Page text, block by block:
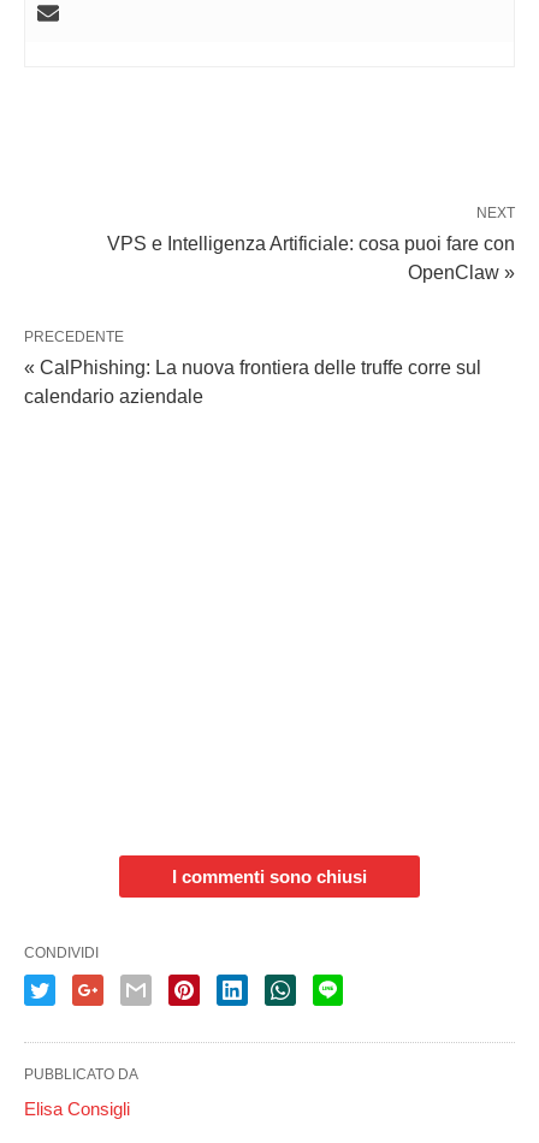
NEXT
VPS e Intelligenza Artificiale: cosa puoi fare con
OpenClaw »
PRECEDENTE
« CalPhishing: La nuova frontiera delle truffe corre sul
calendario aziendale
I commenti sono chiusi
CONDIVIDI
PUBBLICATO DA
Elisa Consigli